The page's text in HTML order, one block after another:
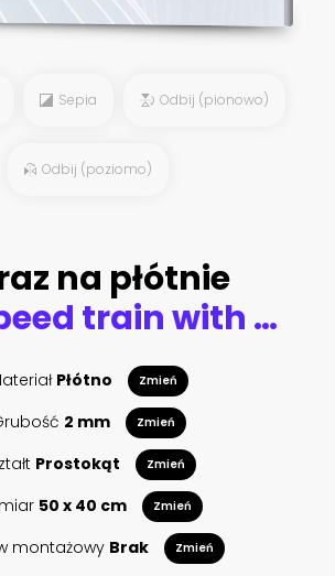
Sepia Odbij (pionowo)
Odbij (poziomo)
na płótnie
high speed train with cityscape
Płótno Zmień
2 mm Zmień
Prostokąt Zmień
50 x 40 cm Zmień
montażowy Brak Zmień